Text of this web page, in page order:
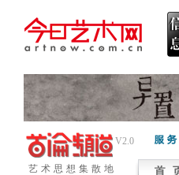
艺术思想集散地
V2.0